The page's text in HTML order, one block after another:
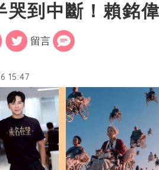
哭到中斷！賴銘
留言
15:47